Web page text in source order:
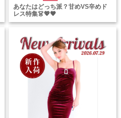
あなたはどっち派？甘めVS辛めド
レス特集👗💖🖤